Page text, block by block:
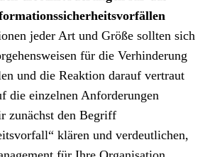
jeder Art und Größe sollten sich
für die Verhinderung
und die Reaktion darauf vertraut
die einzelnen Anforderungen
zunächst den Begriff
klären und verdeutlichen,